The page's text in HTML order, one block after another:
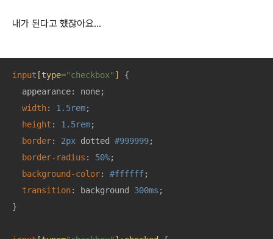
내가 된다고 했잖아요…
input [type="checkbox" ]
{
  appearance: none;
width: 1.5rem;
height : 1.5rem;
border: 2px dotted #999999;
border-radius : 50%;
background-color: #ffffff;
transition: background 300ms ;
}